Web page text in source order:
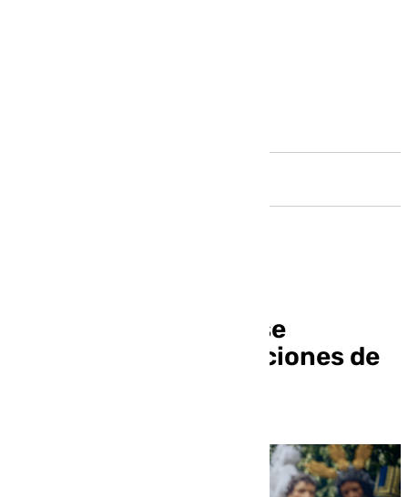
Juan Manuel Osuna se
presentará a las elecciones de